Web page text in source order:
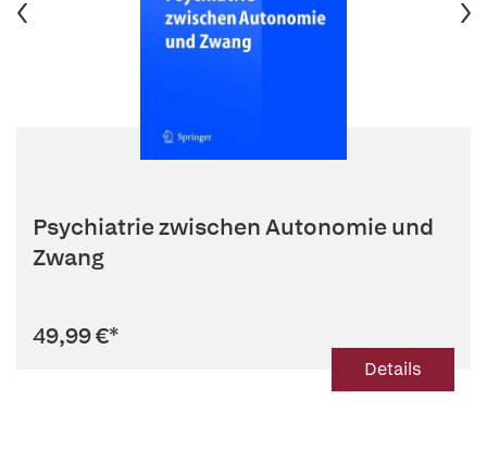
Psychiatrie zwischen Autonomie und
Zwang
49,99 €*
Details